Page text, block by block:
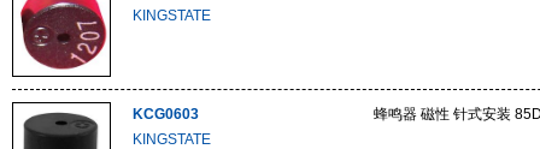
KINGSTATE
KCG0603
KINGSTATE
蜂鸣器 磁性 针式安装